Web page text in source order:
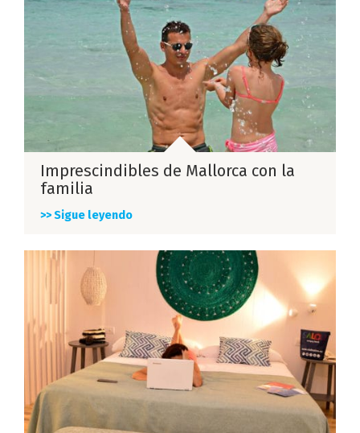
Imprescindibles de Mallorca con la
familia
>> Sigue leyendo